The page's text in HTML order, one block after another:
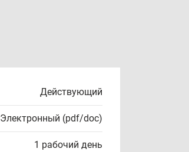
Действующий
Электронный (pdf/doc)
1 рабочий день